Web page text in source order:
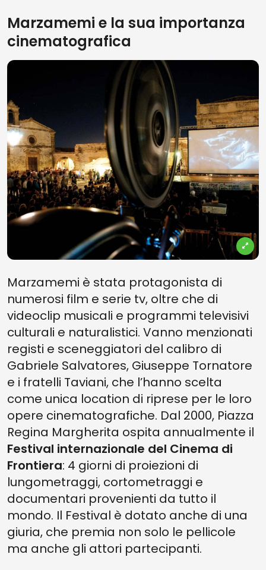
Marzamemi e la sua importanza
cinematografica
Marzamemi è stata protagonista di
numerosi film e serie tv, oltre che di
videoclip musicali e programmi televisivi
culturali e naturalistici. Vanno menzionati
registi e sceneggiatori del calibro di
Gabriele Salvatores, Giuseppe Tornatore
e i fratelli Taviani, che l’hanno scelta
come unica location di riprese per le loro
opere cinematografiche. Dal 2000, Piazza
Regina Margherita ospita annualmente il
Festival internazionale del Cinema di
Frontiera: 4 giorni di proiezioni di
lungometraggi, cortometraggi e
documentari provenienti da tutto il
mondo. Il Festival è dotato anche di una
giuria, che premia non solo le pellicole
ma anche gli attori partecipanti.